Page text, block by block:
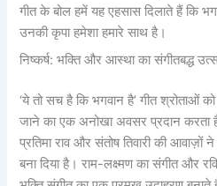
गीत के बोल हमें यह एहसास दिलाते हैं कि
उनकी कृपा हमेशा हमारे साथ है।
निष्कर्ष: भक्ति और आस्था का संगीतबद्ध
‘ये तो सच है कि भगवान है’ गीत श्रोताओं
जाने का एक अनोखा अवसर प्रदान करता
प्रतिमा राव और संतोष तिवारी की आवाज़ों
बना दिया है। राम-लक्ष्मण का संगीत और